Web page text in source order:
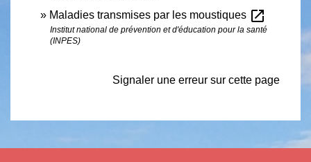
Maladies transmises par les moustiques open_in_new
Institut national de prévention et d'éducation pour la santé
(INPES)
Signaler une erreur sur cette page